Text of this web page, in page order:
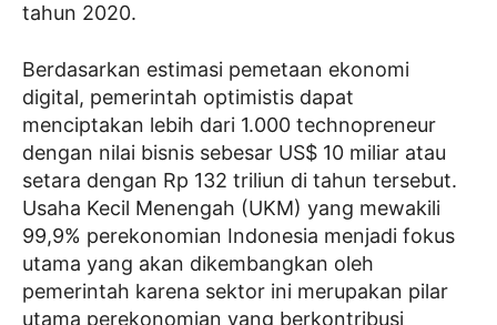
tahun 2020.
Berdasarkan estimasi pemetaan ekonomi
digital, pemerintah optimistis dapat
menciptakan lebih dari 1.000 technopreneur
dengan nilai bisnis sebesar US$ 10 miliar atau
setara dengan Rp 132 triliun di tahun tersebut.
Usaha Kecil Menengah (UKM) yang mewakili
99,9% perekonomian Indonesia menjadi fokus
utama yang akan dikembangkan oleh
pemerintah karena sektor ini merupakan pilar
utama perekonomian yang berkontribusi